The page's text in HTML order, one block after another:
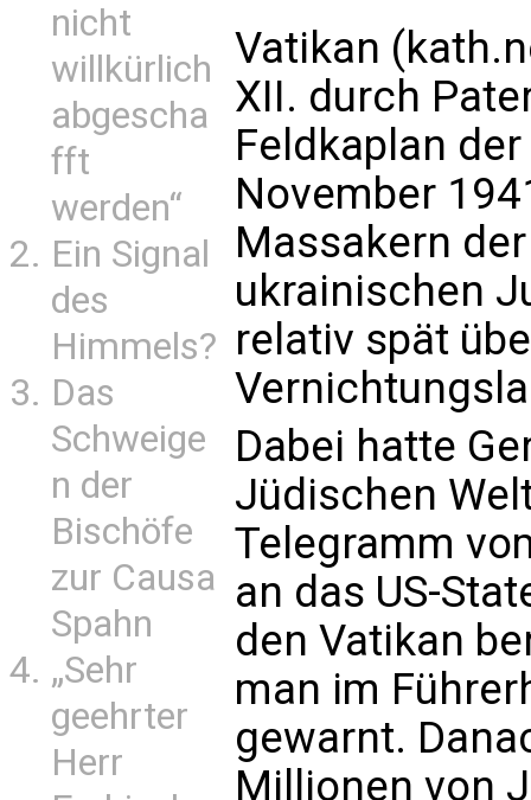
nicht
willkürlich
abgescha
fft
werden“
Ein Signal
des
Himmels?
Das
Schweige
n der
Bischöfe
zur Causa
Spahn
„Sehr
geehrter
Herr
Vatikan
XII. durch
Feldkaplan
November
Massakern
ukrainischen
relativ spät
Dabei hatte
Jüdischen
Telegramm
an das US-
den Vatikan
man im
gewarnt.
Millionen von